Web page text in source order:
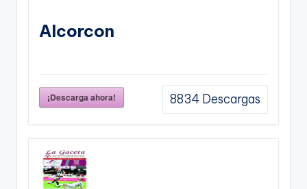
Alcorcon
¡Descarga ahora! 8834 Descargas